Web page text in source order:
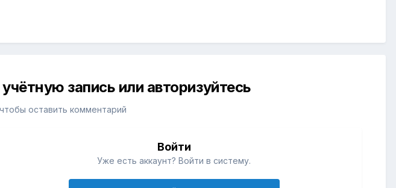
запись или авторизуйтесь
оставить комментарий
Войти
Уже есть аккаунт? Войти в систему.